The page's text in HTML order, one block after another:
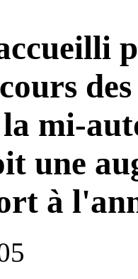
la mi-
une
à